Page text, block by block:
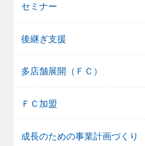
セミナー
後継ぎ支援
多店舗展開（ＦＣ）
ＦＣ加盟
成長のための事業計画づくり